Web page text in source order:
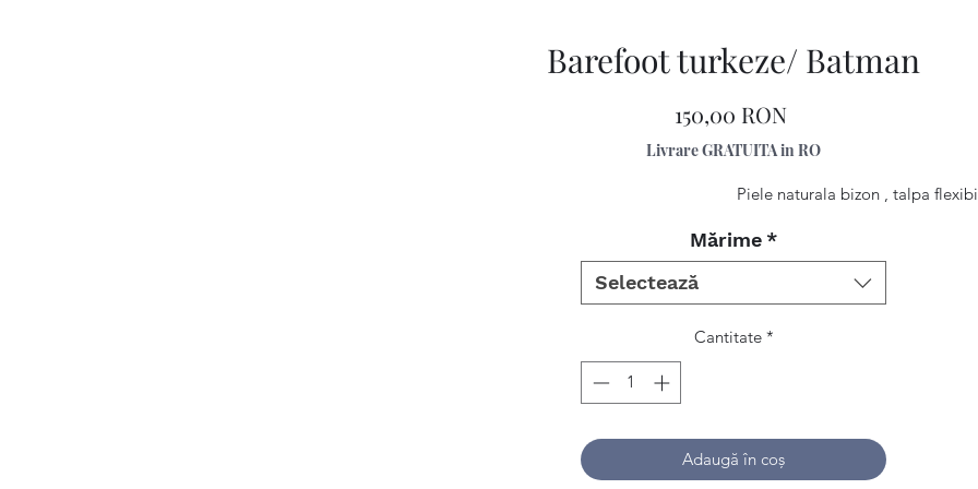
Barefoot turkeze/ Batman
150,00 RONPreț
Livrare GRATUITA in RO
Piele naturala bizon , talpa
Mărime *
Selectează
Cantitate *
Adaugă în coș